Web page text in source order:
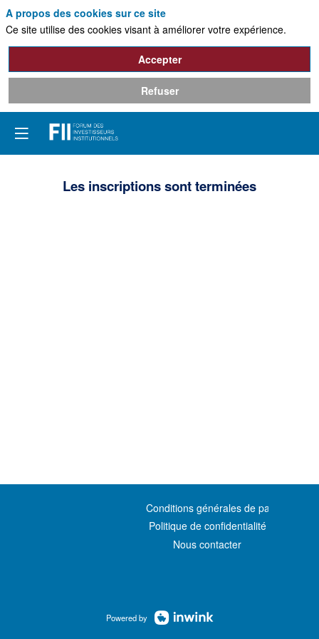
Les inscriptions sont terminées
Conditions générales de participation
Politique de confidentialité
Nous contacter
Powered by
A propos des cookies sur ce site
Ce site utilise des cookies visant à améliorer votre expérience.
Accepter
Refuser